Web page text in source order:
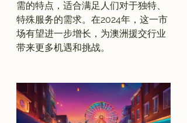
需的特点，适合满足人们对于独特、
特殊服务的需求。在2024年，这一市
场有望进一步增长，为澳洲援交行业
带来更多机遇和挑战。